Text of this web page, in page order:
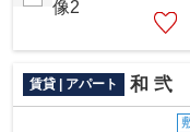
賃貸 | アパート 和 弐